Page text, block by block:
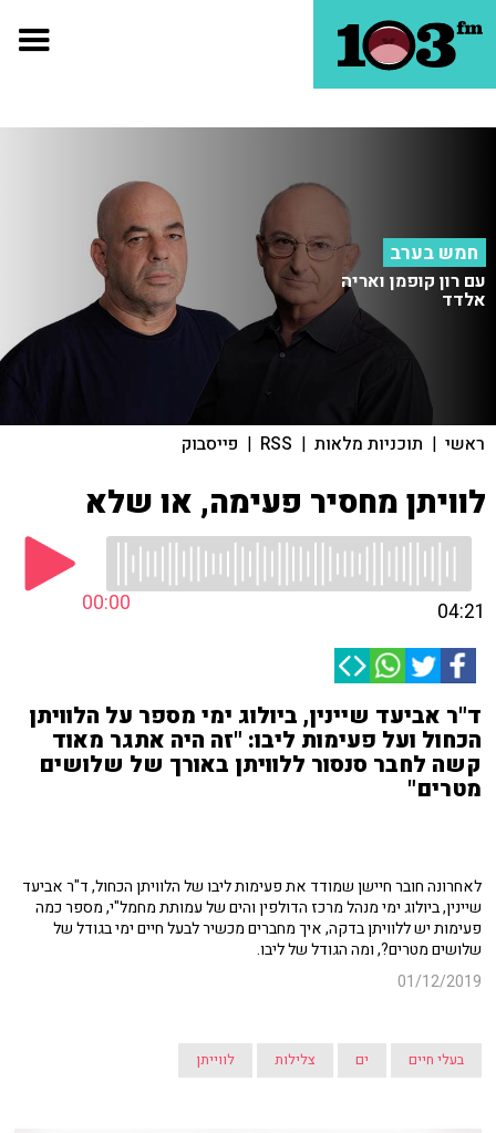
חמש בערב
עם רון קופמן ואריה
אלדד
ראשי | תוכניות מלאות |
RSS
| פייסבוק
לוויתן מחסיר פעימה, או שלא
00:00 04:21
ד"ר אביעד שיינין, ביולוג ימי מספר על הלוויתן
הכחול ועל פעימות ליבו: "זה היה אתגר מאוד
קשה לחבר סנסור ללוויתן באורך של שלושים
מטרים"
לאחרונה חובר חיישן שמודד את פעימות ליבו של הלוויתן הכחול, ד"ר אביעד
שיינין, ביולוג ימי מנהל מרכז הדולפין והים של עמותת מחמל"י, מספר כמה
פעימות יש ללוויתן בדקה, איך מחברים מכשיר לבעל חיים ימי בגודל של
שלושים מטרים?, ומה הגודל של ליבו.
01/12/2019
בעלי חיים ים צלילות לווייתן